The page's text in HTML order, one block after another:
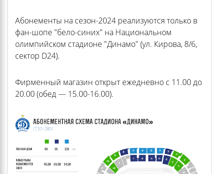
Абонементы на сезон-2024 реализуются только в
фан-шопе "бело-синих" на Национальном
олимпийском стадионе "Динамо" (ул. Кирова, 8/6,
сектор D24).
Фирменный магазин открыт ежедневно с 11.00 до
20.00 (обед — 15.00-16.00).